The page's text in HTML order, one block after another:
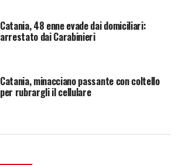
Catania, 48 enne evade dai domiciliari:
arrestato dai Carabinieri
Catania, minacciano passante con coltello
per rubrargli il cellulare